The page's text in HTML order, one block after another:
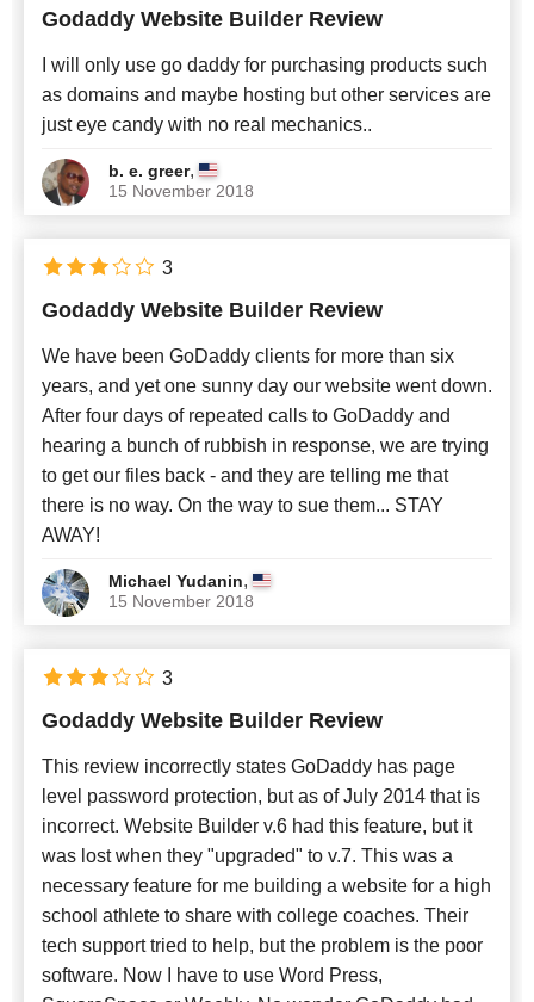
Godaddy Website Builder Review
I will only use go daddy for purchasing products such
as domains and maybe hosting but other services are
just eye candy with no real mechanics..
b. e. greer,
15 November 2018
Godaddy Website Builder Review
We have been GoDaddy clients for more than six
years, and yet one sunny day our website went down.
After four days of repeated calls to GoDaddy and
hearing a bunch of rubbish in response, we are trying
to get our files back - and they are telling me that
there is no way. On the way to sue them... STAY
AWAY!
Michael Yudanin,
15 November 2018
3
Godaddy Website Builder Review
This review incorrectly states GoDaddy has page
level password protection, but as of July 2014 that is
incorrect. Website Builder v.6 had this feature, but it
was lost when they "upgraded" to v.7. This was a
necessary feature for me building a website for a high
school athlete to share with college coaches. Their
tech support tried to help, but the problem is the poor
software. Now I have to use Word Press,
3